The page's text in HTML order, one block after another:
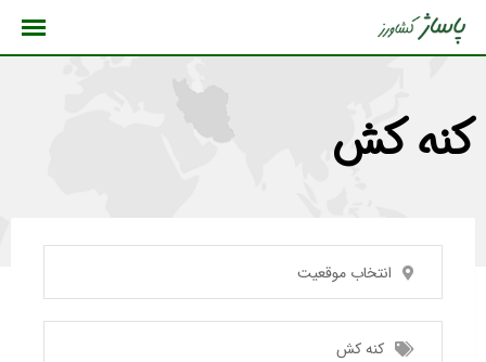
کنه کش
انتخاب موقعیت
کنه کش